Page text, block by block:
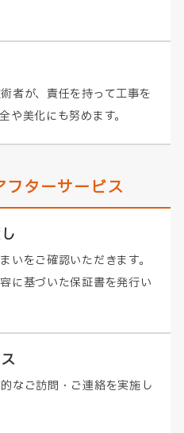
者が、責任を持って工事を
や美化にも努めます。
ターサービス
いをご確認いただきます。
に基づいた保証書を発行い
なご訪問・ご連絡を実施し